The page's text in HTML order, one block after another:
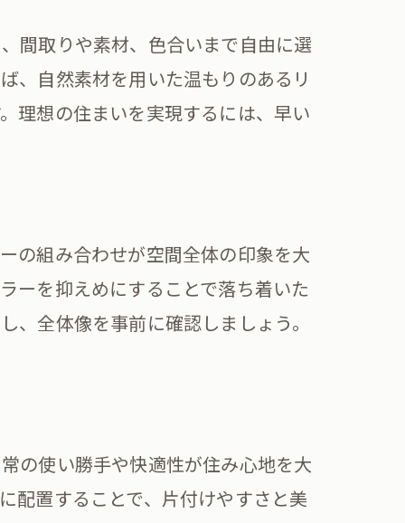
間取りや素材、色合いまで自由に選
、自然素材を用いた温もりのあるリ
理想の住まいを実現するには、早い
の組み合わせが空間全体の印象を大
ーを抑えめにすることで落ち着いた
全体像を事前に確認しましょう。
の使い勝手や快適性が住み心地を大
配置することで、片付けやすさと美